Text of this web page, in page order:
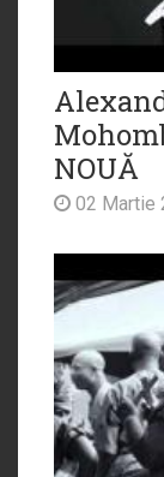
NOUĂ
02 Martie